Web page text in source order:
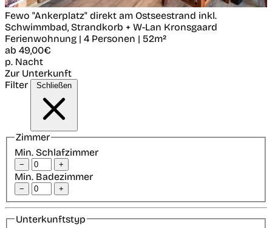
Fewo "Ankerplatz" direkt am Ostseestrand inkl.
Schwimmbad, Strandkorb + W-Lan Kronsgaard
Ferienwohnung | 4 Personen | 52m²
ab 49,00€
p. Nacht
Zur Unterkunft
Filter
Schließen
Zimmer
Min. Schlafzimmer
− +
Min. Badezimmer
− +
Unterkunftstyp